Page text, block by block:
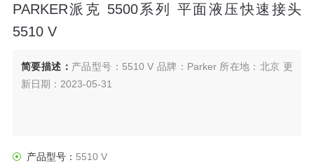
PARKER派克 5500系列 平面液压快速接头
5510 V
简要描述： 产品型号：5510 V 品牌：Parker 所在地：北京 更
新日期：2023-05-31
产品型号： 5510 V